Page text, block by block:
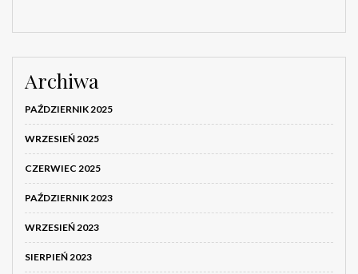
Archiwa
PAŹDZIERNIK 2025
WRZESIEŃ 2025
CZERWIEC 2025
PAŹDZIERNIK 2023
WRZESIEŃ 2023
SIERPIEŃ 2023